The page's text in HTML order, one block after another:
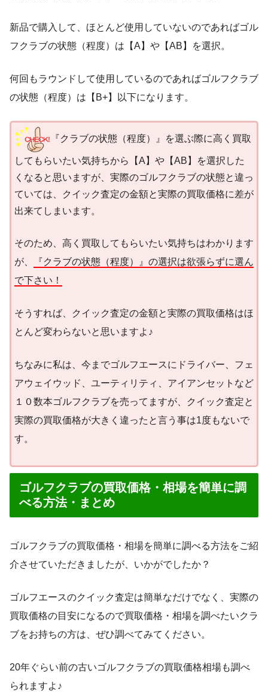
新品で購入して、ほとんど使用していないのであればゴル
フクラブの状態（程度）は【A】や【AB】を選択。
何回もラウンドして使用しているのであればゴルフクラブ
の状態（程度）は【B+】以下になります。
『クラブの状態（程度）』を選ぶ際に高く買取
してもらいたい気持ちから【A】や【AB】を選択した
くなると思いますが、実際のゴルフクラブの状態と違っ
ていては、クイック査定の金額と実際の買取価格に差が
出来てしまいます。
そのため、高く買取してもらいたい気持ちはわかります
が、
『クラブの状態（程度）』の選択は欲張らずに選ん
で下さい！
そうすれば、クイック査定の金額と実際の買取価格はほ
とんど変わらないと思いますよ♪
ちなみに私は、今までゴルフエースにドライバー、フェ
アウェイウッド、ユーティリティ、アイアンセットなど
１０数本ゴルフクラブを売ってますが、クイック査定と
実際の買取価格が大きく違ったと言う事は1度もないで
す。
ゴルフクラブの買取価格・相場を簡単に調
べる方法・まとめ
ゴルフクラブの買取価格・相場を簡単に調べる方法をご紹
介させていただきましたが、いかがでしたか？
ゴルフエースのクイック査定は簡単なだけでなく、実際の
買取価格の目安になるので買取価格・相場を調べたいクラ
ブをお持ちの方は、ぜひ調べてみてください。
20年ぐらい前の古いゴルフクラブの買取価格相場も調べ
られますよ♪